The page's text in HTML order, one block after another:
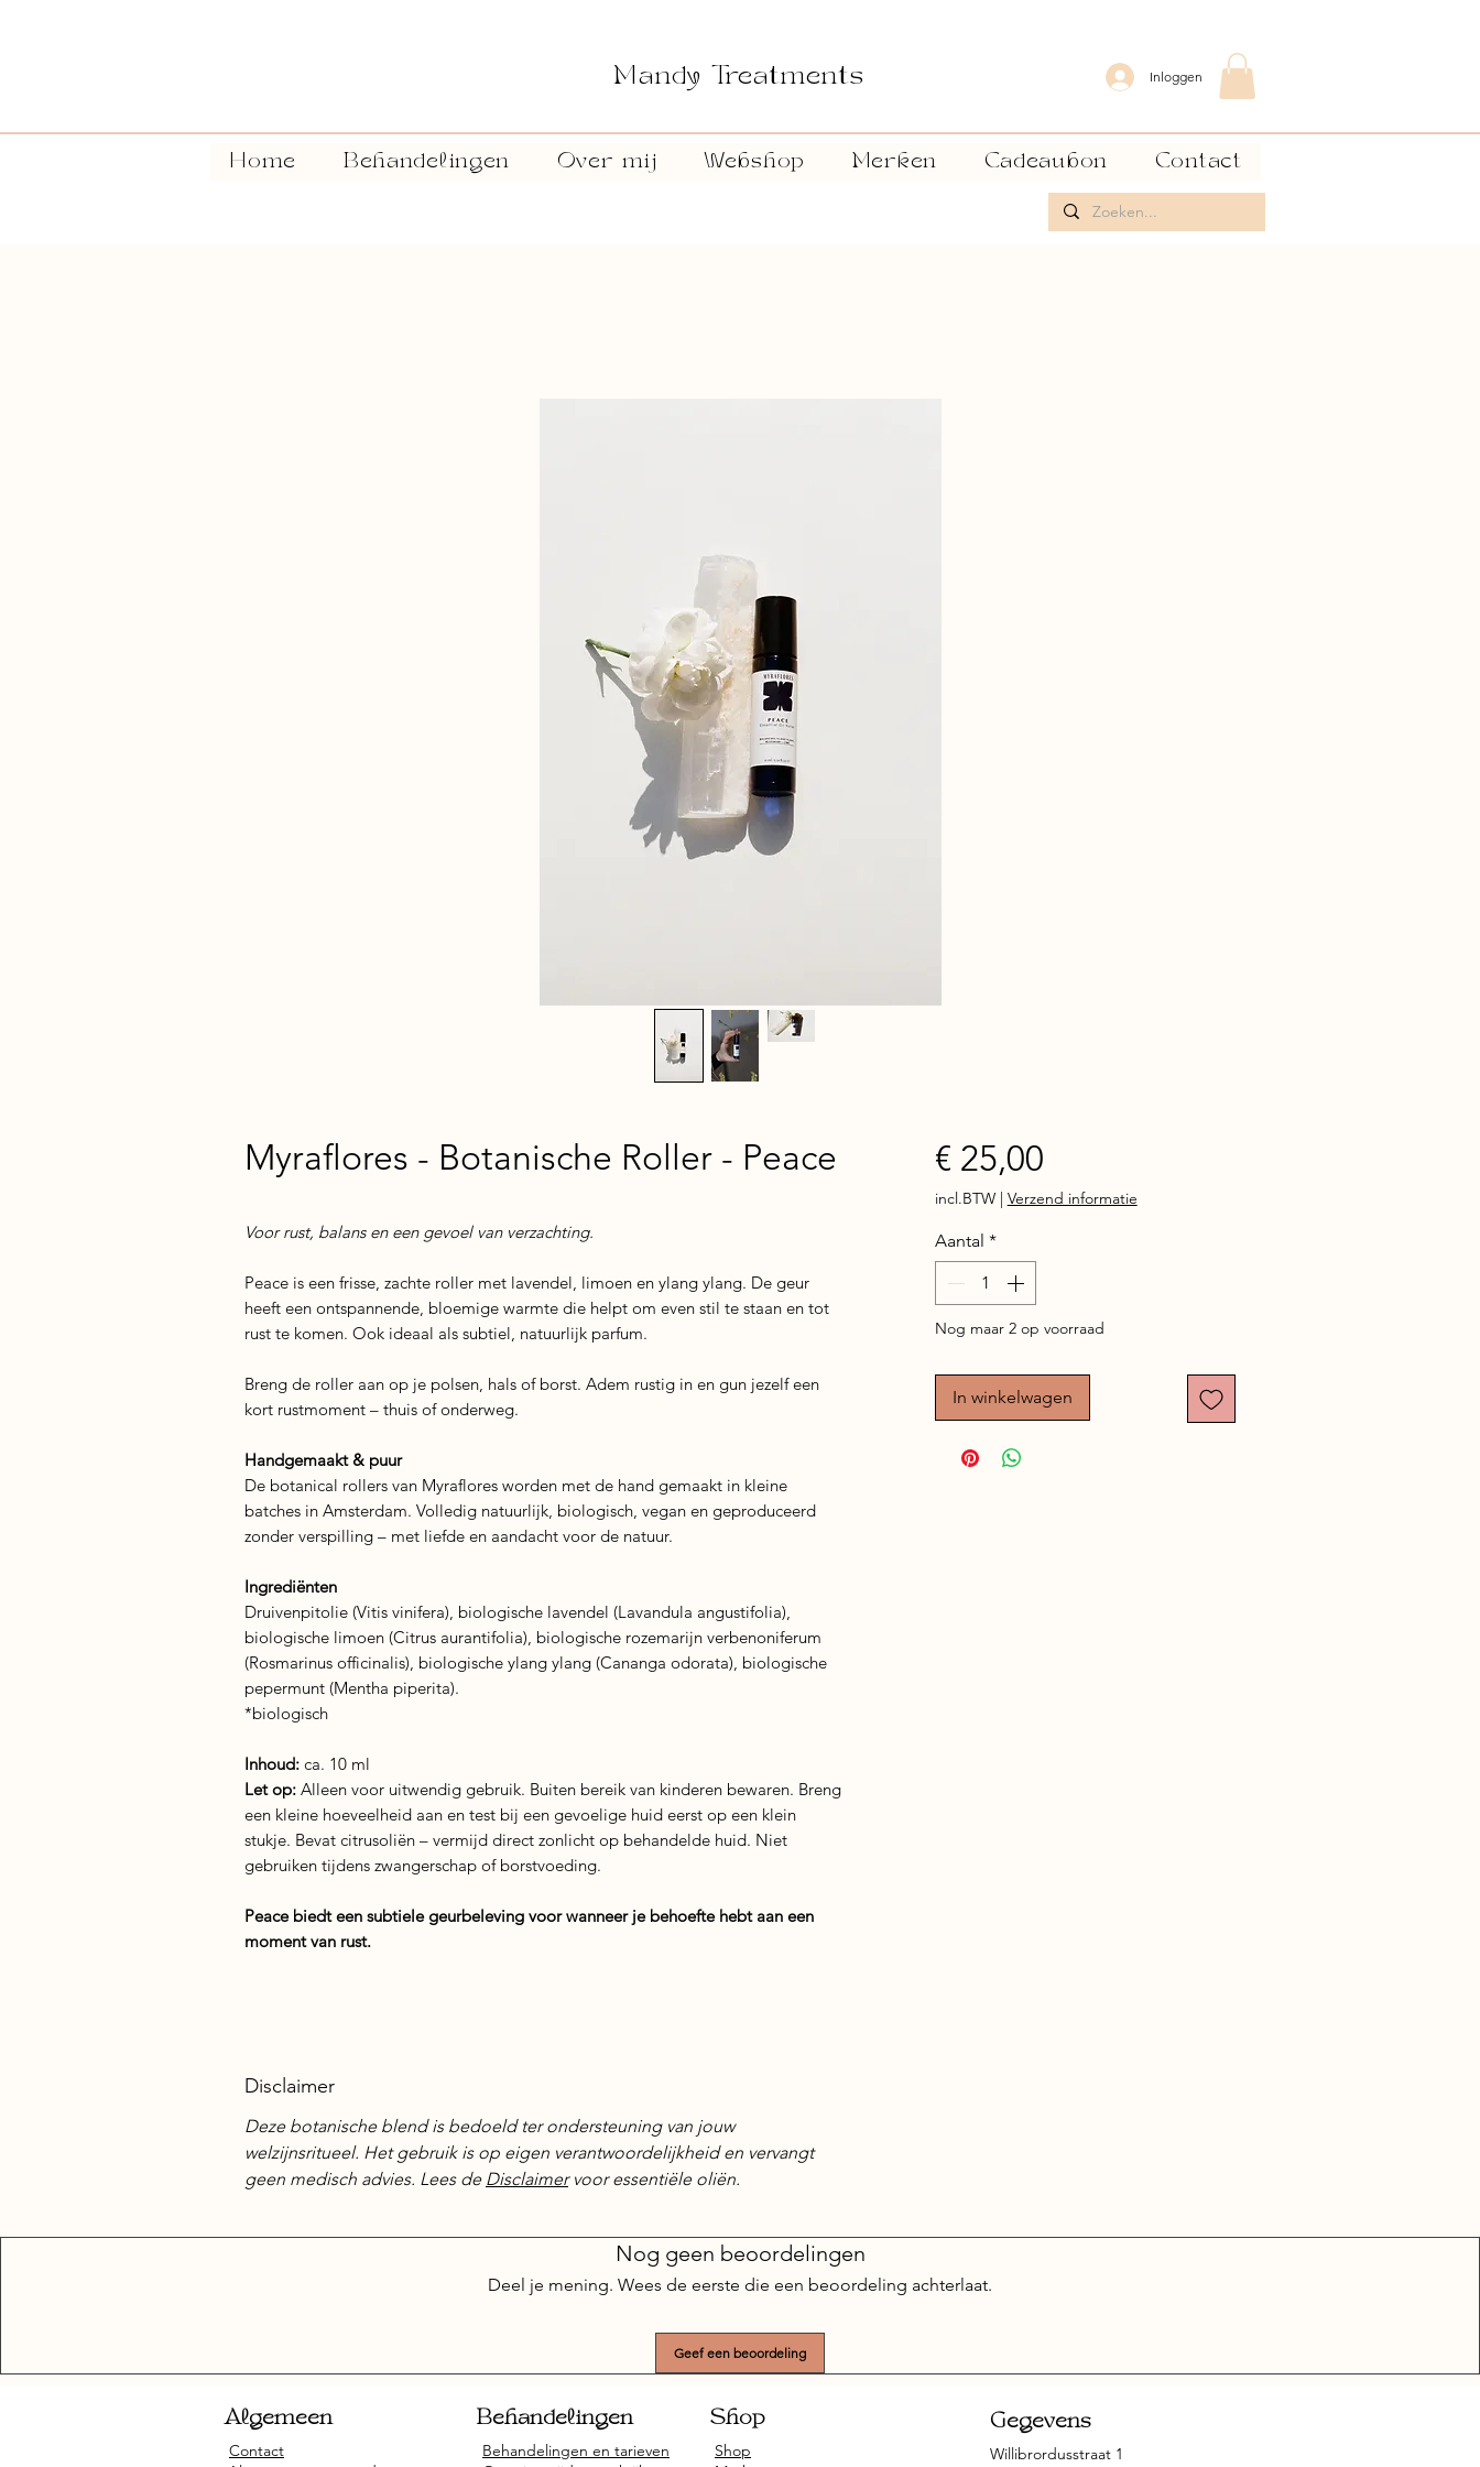
Mandy Treatments Inloggen
Home Behandelingen Over mij Webshop Merken Cadeaubon Contact
Myraflores - Botanische Roller - Peace
Voor rust, balans en een gevoel van verzachting.
Peace is een frisse, zachte roller met lavendel, limoen en ylang ylang. De geur
heeft een ontspannende, bloemige warmte die helpt om even stil te staan en tot
rust te komen. Ook ideaal als subtiel, natuurlijk parfum.
Breng de roller aan op je polsen, hals of borst. Adem rustig in en gun jezelf een
kort rustmoment – thuis of onderweg.
Handgemaakt & puur
De botanical rollers van Myraflores worden met de hand gemaakt in kleine
batches in Amsterdam. Volledig natuurlijk, biologisch, vegan en geproduceerd
zonder verspilling – met liefde en aandacht voor de natuur.
Ingrediënten
Druivenpitolie (Vitis vinifera), biologische lavendel (Lavandula angustifolia),
biologische limoen (Citrus aurantifolia), biologische rozemarijn verbenoniferum
(Rosmarinus officinalis), biologische ylang ylang (Cananga odorata), biologische
pepermunt (Mentha piperita).
*biologisch
Inhoud: ca. 10 ml
Let op: Alleen voor uitwendig gebruik. Buiten bereik van kinderen bewaren. Breng
een kleine hoeveelheid aan en test bij een gevoelige huid eerst op een klein
stukje. Bevat citrusoliën – vermijd direct zonlicht op behandelde huid. Niet
gebruiken tijdens zwangerschap of borstvoeding.
Peace biedt een subtiele geurbeleving voor wanneer je behoefte hebt aan een
moment van rust.
Disclaimer
Deze botanische blend is bedoeld ter ondersteuning van jouw
welzijnsritueel. Het gebruik is op eigen verantwoordelijkheid en vervangt
geen medisch advies. Lees de Disclaimervoor essentiële oliën.
€ 25,00Prijs
incl.BTW | Verzend informatie
Aantal *
Nog maar 2 op voorraad
In winkelwagen
Nog geen beoordelingen
Deel je mening. Wees de eerste die een beoordeling achterlaat.
Geef een beoordeling
Algemeen
Contact
Behandelingen
Behandelingen en tarieven
Shop
Shop
Gegevens
Willibrordusstraat 1